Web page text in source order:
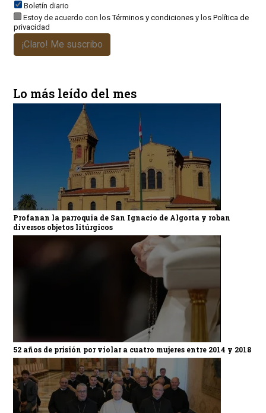
Boletín diario
Estoy de acuerdo con losTérminos y condicionesy los Política de
privacidad
¡Claro! Me suscribo
Lo más leído del mes
Profanan la parroquia de San Ignacio de Algorta y roban
diversos objetos litúrgicos
52 años de prisión por violar a cuatro mujeres entre 2014 y 2018